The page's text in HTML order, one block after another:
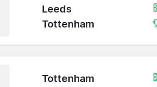
Leeds
Tottenham
Tottenham